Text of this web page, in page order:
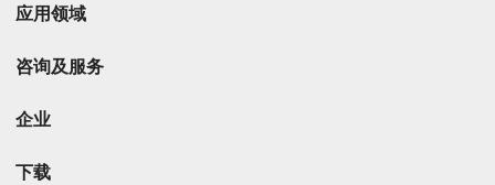
应用领域
咨询及服务
企业
下载